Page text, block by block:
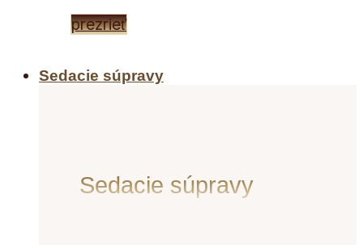
prezrieť
Sedacie súpravy
Sedacie súpravy